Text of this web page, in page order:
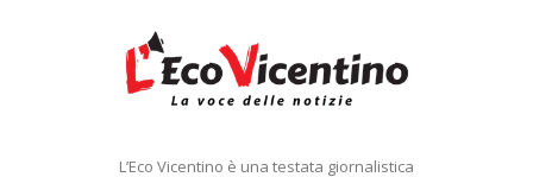
L’Eco Vicentino è una testata giornalistica